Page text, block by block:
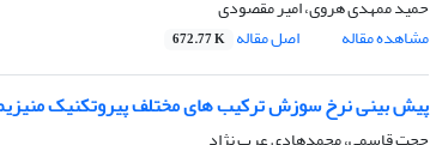
حمید ممهدی هروی، امیر مقصودی
مشاهده مقاله
اصل مقاله 672.77 K
پیش­ بینی نرخ سوزش ترکیب­ های مختلف پیروتکنیک